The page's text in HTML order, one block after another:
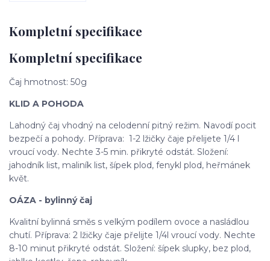
Kompletní specifikace
Kompletní specifikace
Čaj hmotnost: 50g
KLID A POHODA
Lahodný čaj vhodný na celodenní pitný režim. Navodí pocit
bezpečí a pohody. Příprava: 1-2 lžičky čaje přelijete 1/4 l
vroucí vody. Nechte 3-5 min. přikryté odstát. Složení:
jahodník list, maliník list, šípek plod, fenykl plod, heřmánek
květ.
OÁZA - bylinný čaj
Kvalitní bylinná směs s velkým podílem ovoce a nasládlou
chutí. Příprava: 2 lžičky čaje přelijte 1/4l vroucí vody. Nechte
8-10 minut přikryté odstát. Složení: šípek slupky, bez plod,